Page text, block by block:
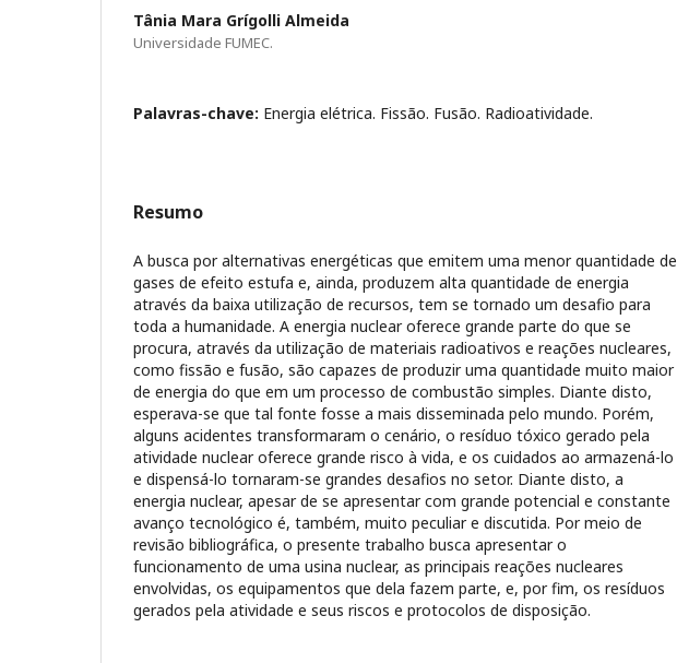
Tânia Mara Grígolli Almeida
Universidade FUMEC.
Palavras-chave: Energia elétrica. Fissão. Fusão. Radioatividade.
Resumo
A busca por alternativas energéticas que emitem uma menor quantidade de
gases de efeito estufa e, ainda, produzem alta quantidade de energia
através da baixa utilização de recursos, tem se tornado um desafio para
toda a humanidade. A energia nuclear oferece grande parte do que se
procura, através da utilização de materiais radioativos e reações nucleares,
como fissão e fusão, são capazes de produzir uma quantidade muito maior
de energia do que em um processo de combustão simples. Diante disto,
esperava-se que tal fonte fosse a mais disseminada pelo mundo. Porém,
alguns acidentes transformaram o cenário, o resíduo tóxico gerado pela
atividade nuclear oferece grande risco à vida, e os cuidados ao armazená-lo
e dispensá-lo tornaram-se grandes desafios no setor. Diante disto, a
energia nuclear, apesar de se apresentar com grande potencial e constante
avanço tecnológico é, também, muito peculiar e discutida. Por meio de
revisão bibliográfica, o presente trabalho busca apresentar o
funcionamento de uma usina nuclear, as principais reações nucleares
envolvidas, os equipamentos que dela fazem parte, e, por fim, os resíduos
gerados pela atividade e seus riscos e protocolos de disposição.